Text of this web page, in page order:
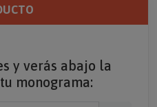
y verás abajo la
monograma: